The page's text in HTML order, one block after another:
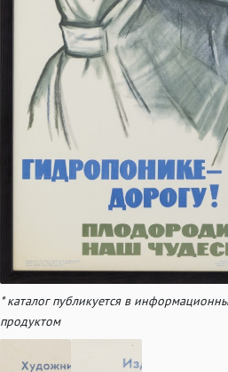
* каталог публикуется в
продуктом